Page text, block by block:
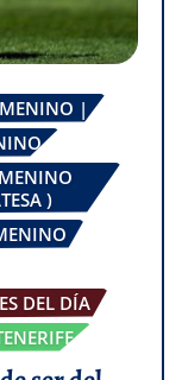
|
)
DEL DÍA